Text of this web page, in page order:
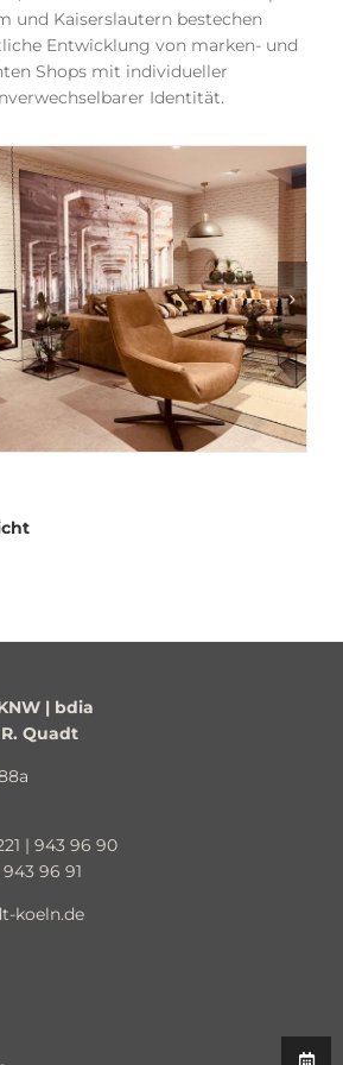
und Kaiserslautern bestechen
Entwicklung von marken- und
Shops mit individueller
Identität.
| bdia
Quadt
| 943 96 90
96 91
koeln.de